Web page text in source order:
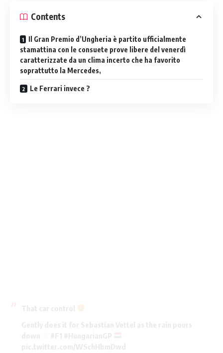
Contents
Il Gran Premio d’Ungheria è partito ufficialmente
stamattina con le consuete prove libere del venerdì
caratterizzate da un clima incerto che ha favorito
soprattutto la Mercedes,
Le Ferrari invece ?